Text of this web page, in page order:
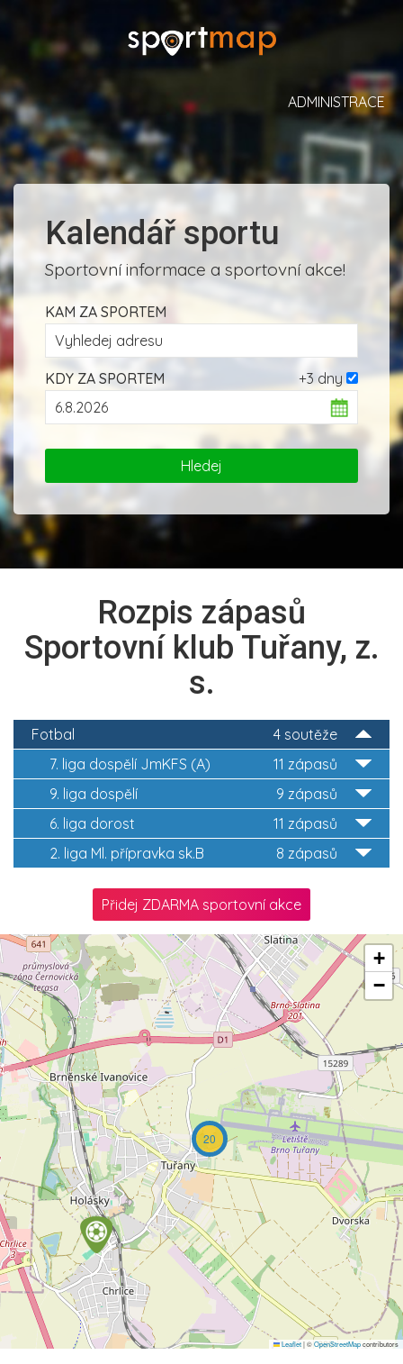
ADMINISTRACE
Kalendář sportu
Sportovní informace a sportovní akce!
KAM ZA SPORTEM
+3 dny
KDY ZA SPORTEM
Rozpis zápasů
Sportovní klub Tuřany, z.
s.
4 soutěže
Fotbal
11 zápasů
7. liga dospělí JmKFS (A)
9 zápasů
9. liga dospělí
11 zápasů
6. liga dorost
8 zápasů
2. liga Ml. přípravka sk.B
Přidej ZDARMA sportovní akce
20
+
−
Leaflet|©OpenStreetMapcontributors